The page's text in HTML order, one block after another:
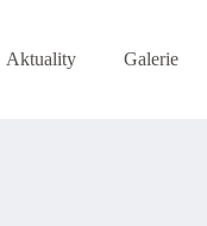
Aktuality Galerie